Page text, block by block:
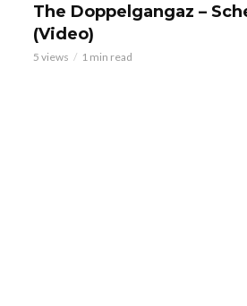
The Doppelgangaz –
(Video)
5 views 1 min read